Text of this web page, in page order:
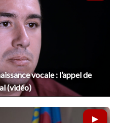
vocale : l’appel de
(vidéo)